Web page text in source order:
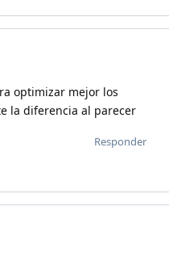
optimizar mejor los
la diferencia al parecer
Responder